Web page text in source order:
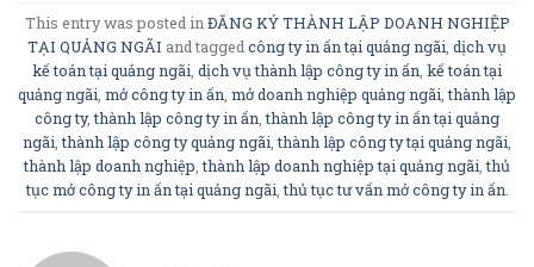
This entry was posted in ĐĂNG KÝ THÀNH LẬP DOANH NGHIỆP
TẠI QUẢNG NGÃI and tagged công ty in ấn tại quảng ngãi dịch vụ
kế toán tại quảng ngãi dịch vụ thành lập công ty in ấn kế toán tại
quảng ngãi mở công ty in ấn mở doanh nghiệp quảng ngãi ,thành lập
công ty,thành lập công ty in ấn ,thành lập công ty in ấn tại quảng
ngãi ,thành lập công ty quảng ngãi ,thành lập công ty tại quảng ngãi
thành lập doanh nghiệp ,thành lập doanh nghiệp tại quảng ngãi ,thủ
tục mở công ty in ấn tại quảng ngãi ,thủ tục tư vấn mở công ty in ấn